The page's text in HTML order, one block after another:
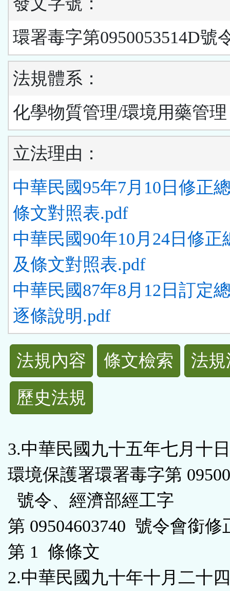
環署毒字第0950053514D號
法規體系：
化學物質管理/環境用藥管理
立法理由：
中華民國95年7月10日修正
條文對照表.pdf
中華民國90年10月24日修正
及條文對照表.pdf
中華民國87年8月12日訂定
逐條說明.pdf
法
規
功
按
鈕
區
法規內容 條文檢索
法
歷史法規
3.中華民國九十五年七月十
環境保護署環署毒字第
號令、經濟部經工字
第 09504603740 號令會銜修
第 1 條條文
2.中華民國九十年十月二十